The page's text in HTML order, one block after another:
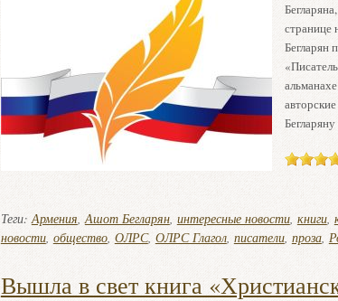
странице
Бегларян
Теги:Армения,Ашот Бегларян, интересные новости, книги,
новости, общество, ОЛРС, ОЛРС Глагол, писатели, проза,
Вышла в свет книга